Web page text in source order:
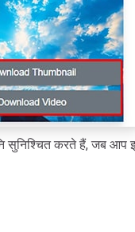
सुनिश्चित करते हैं, जब आप